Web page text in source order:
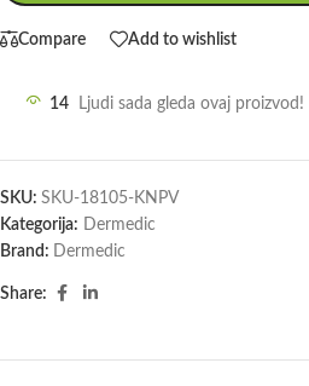
Compare Add to wishlist
14 Ljudi sada gleda ovaj proizvod!
SKU: SKU-18105-KNPV
Kategorija: Dermedic
Brand: Dermedic
Share: